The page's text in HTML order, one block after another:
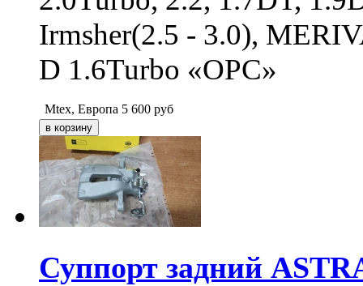
Irmsher(2.5 - 3.0),
D 1.6Turbo «OPC»
Mtex, Европа 5 600 руб
Суппорт задний